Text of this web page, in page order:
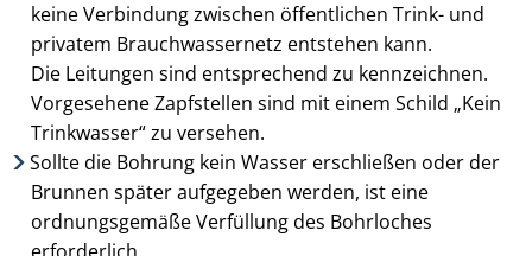
keine Verbindung zwischen öffentlichen Trink- und
privatem Brauchwassernetz entstehen kann.
Die Leitungen sind entsprechend zu kennzeichnen.
Vorgesehene Zapfstellen sind mit einem Schild „Kein
Trinkwasser“ zu versehen.
Sollte die Bohrung kein Wasser erschließen oder der
Brunnen später aufgegeben werden, ist eine
ordnungs­gemäße Verfüllung des Bohrloches